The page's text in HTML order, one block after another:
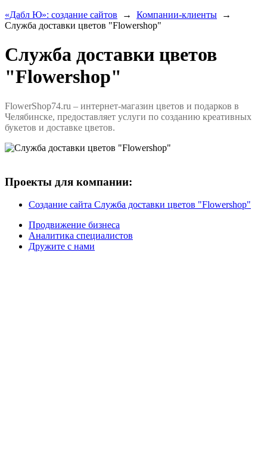
«Дабл Ю»: создание сайтов
→ Компании-клиенты
→
Служба доставки цветов "Flowershop"
Служба доставки цветов
"Flowershop"
FlowerShop74.ru – интернет-магазин цветов и подарков в
Челябинске, предоставляет услуги по созданию креативных
букетов и доставке цветов.
Проекты для компании:
Создание сайта Служба доставки цветов "Flowershop"
Продвижение бизнеса
Аналитика специалистов
Дружите с нами